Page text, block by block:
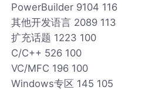
PowerBuilder 9104 116
其他开发语言 2089 113
扩充话题 1223 100
C/C++ 526 100
VC/MFC 196 100
Windows专区 145 105